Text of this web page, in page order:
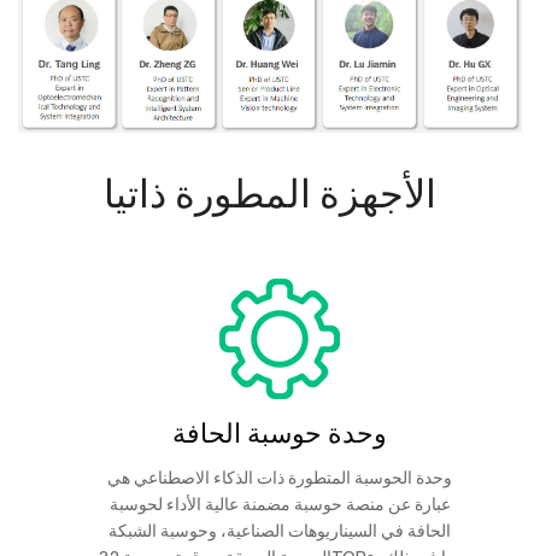
الأجهزة المطورة ذاتيا
وحدة حوسبة الحافة
وحدة الحوسبة المتطورة ذات الذكاء الاصطناعي هي
عبارة عن منصة حوسبة مضمنة عالية الأداء لحوسبة
الحافة في السيناريوهات الصناعية، وحوسبة الشبكة